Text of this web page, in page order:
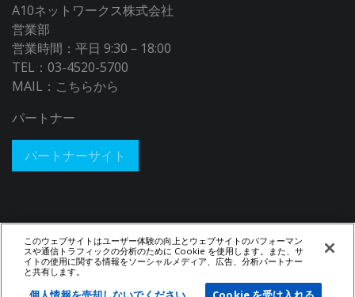
A10ネットワークス株式会社
営業部
営業時間：平日 9:30－18:00
TEL：03-4520-5700
MAIL： こちらから
パートナー
パートナーサイト
© 2026 A10 Networks, Inc. All rights reserved.
Notices​
このウェブサイトはユーザー体験の向上とウェブサイトのパフォーマン
スや通信トラフィックの分析のために Cookie を使用します。また、サ
イトの使用に関する情報をソーシャルメディア、広告、分析パートナー
と共有します。